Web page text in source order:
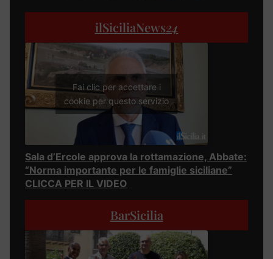
ilSiciliaNews24
Fai clic per accettare i
cookie per questo servizio
Sala d’Ercole approva la rottamazione, Abbate:
“Norma importante per le famiglie siciliane”
CLICCA PER IL VIDEO
BarSicilia